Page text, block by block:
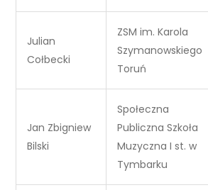
Julian
Cołbecki
ZSM im. Karola
Szymanowskiego
Toruń
Jan Zbigniew
Bilski
Społeczna
Publiczna Szkoła
Muzyczna I st. w
Tymbarku